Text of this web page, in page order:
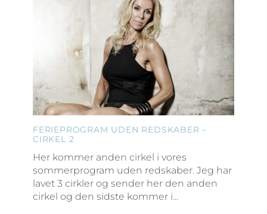
FERIEPROGRAM UDEN REDSKABER –
CIRKEL 2
Her kommer anden cirkel i vores
sommerprogram uden redskaber. Jeg har
lavet 3 cirkler og sender her den anden
cirkel og den sidste kommer i...